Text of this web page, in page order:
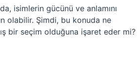
isimlerin gücünü ve anlamını
olabilir. Şimdi, bu konuda ne
bir seçim olduğuna işaret eder mi?